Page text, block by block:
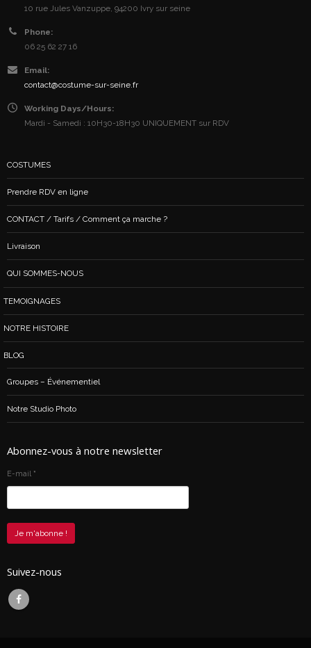
10 rue Jules Vanzuppe, 94200 Ivry sur seine
Phone:
06 25 62 27 16
Email:
contact@costume-sur-seine.fr
Working Days/Hours:
Mardi - Samedi : 10H30-18H30 UNIQUEMENT sur RDV
COSTUMES
Prendre RDV en ligne
CONTACT / Tarifs / Comment ça marche ?
Livraison
QUI SOMMES-NOUS
TEMOIGNAGES
NOTRE HISTOIRE
BLOG
Groupes – Événementiel
Notre Studio Photo
Abonnez-vous à notre newsletter
E-mail *
Suivez-nous